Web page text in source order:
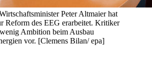
Peter Altmaier hat
Reform des EEG erarbeitet. Kritiker
Ambition beim Ausbau
vor. [Clemens Bilan/ epa]